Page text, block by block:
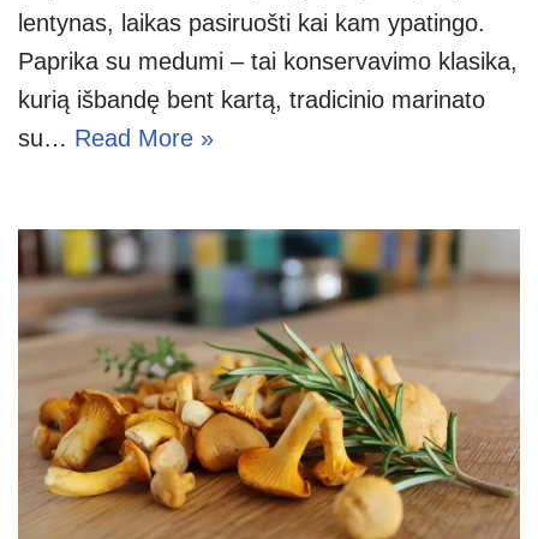
lentynas, laikas pasiruošti kai kam ypatingo.
Paprika su medumi – tai konservavimo klasika,
kurią išbandę bent kartą, tradicinio marinato
su… Read More »